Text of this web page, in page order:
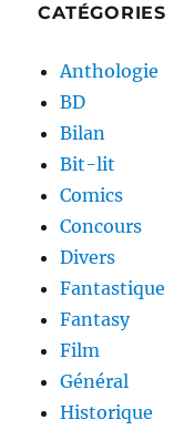
CATÉGORIES
Anthologie
BD
Bilan
Bit-lit
Comics
Concours
Divers
Fantastique
Fantasy
Film
Général
Historique